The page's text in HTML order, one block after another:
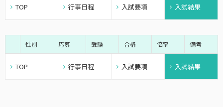
TOP 行事日程 入試要項 入試結果
性別 応募 受験 合格 倍率 備考
TOP 行事日程 入試要項 入試結果